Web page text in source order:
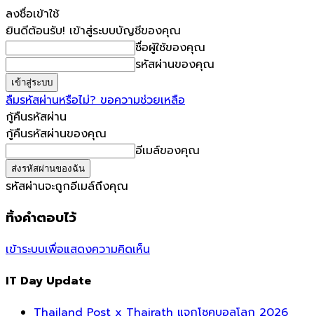
ลงชื่อเข้าใช้
ยินดีต้อนรับ! เข้าสู่ระบบบัญชีของคุณ
ชื่อผู้ใช้ของคุณ
รหัสผ่านของคุณ
ลืมรหัสผ่านหรือไม่? ขอความช่วยเหลือ
กู้คืนรหัสผ่าน
กู้คืนรหัสผ่านของคุณ
อีเมล์ของคุณ
รหัสผ่านจะถูกอีเมล์ถึงคุณ
ทิ้งคำตอบไว้
เข้าระบบเพื่อแสดงความคิดเห็น
IT Day Update